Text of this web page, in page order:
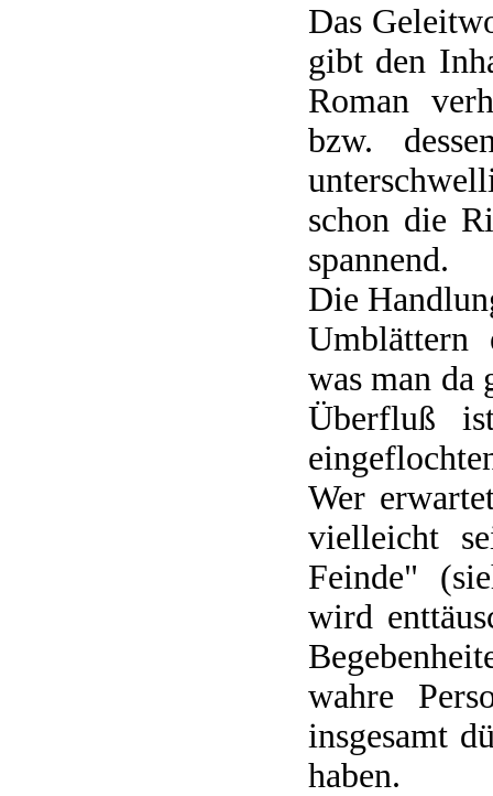
Das
gibt den
Roman
bzw.
schon die
spannend.
Die
Umblättern
was man da
Überfluß
Wer
vielleicht
Feinde"
wird
wahre
insgesamt
haben.